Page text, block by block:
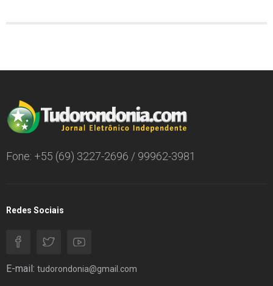
Fone: +55 (69) 3227-2696 / 99962-3981
Redes Sociais
E-mail: tudorondonia@gmail.com